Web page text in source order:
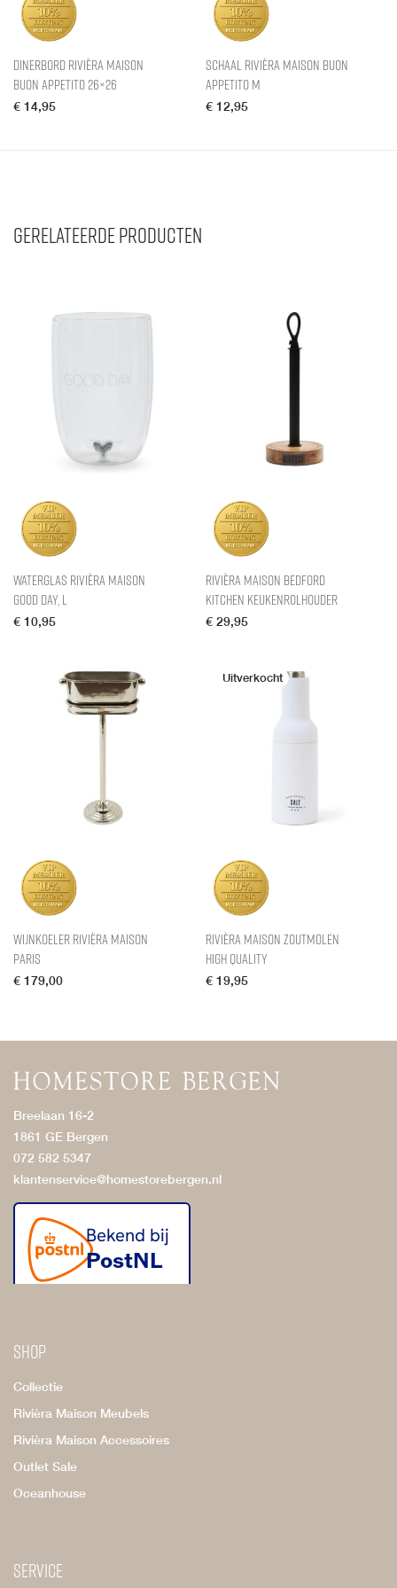
Dinerbord Rivièra Maison
Buon Appetito 26×26
€ 14,95
Schaal Rivièra Maison Buon
Appetito M
€ 12,95
Gerelateerde producten
Waterglas Rivièra Maison
Good Day, L
€ 10,95
Rivièra Maison Bedford
Kitchen Keukenrolhouder
€ 29,95
Wijnkoeler Rivièra Maison
Paris
€ 179,00
Rivièra Maison Zoutmolen
High Quality
€ 19,95
Breelaan 16-2
1861 GE Bergen
072 582 5347
klantenservice@homestorebergen.nl
Shop
Collectie
Rivièra Maison Meubels
Rivièra Maison Accessoires
Outlet Sale
Oceanhouse
Service